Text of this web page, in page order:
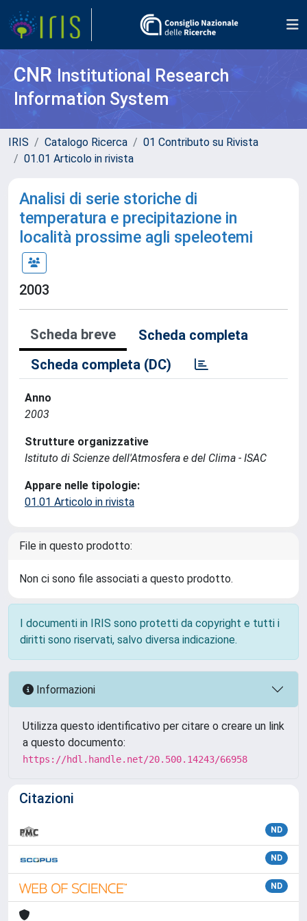
CNR Institutional Research
Information System
IRIS Catalogo Ricerca
01 Contributo su Rivista
01.01 Articolo in rivista
Analisi di serie storiche di
temperatura e precipitazione in
località prossime agli speleotemi
2003
Scheda breve
Scheda completa
Scheda completa (DC)
Anno
2003
Strutture organizzative
Istituto di Scienze dell'Atmosfera e del Clima - ISAC
Appare nelle tipologie:
01.01 Articolo in rivista
File in questo prodotto:
Non ci sono file associati a questo prodotto.
I documenti in IRIS sono protetti da copyright e tutti i
diritti sono riservati, salvo diversa indicazione.
Informazioni
Utilizza questo identificativo per citare o creare un link
a questo documento:
https://hdl.handle.net/20.500.14243/66958
Citazioni
ND
ND
ND